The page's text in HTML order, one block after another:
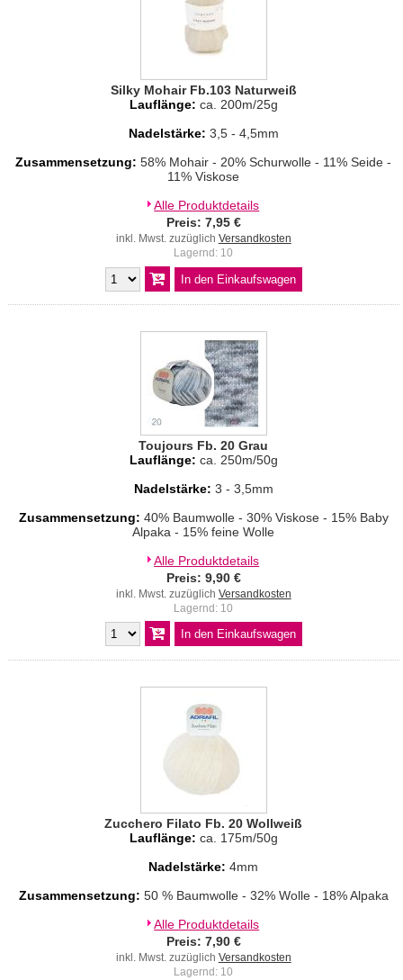
Silky Mohair Fb.103 Naturweiß
Lauflänge: ca. 200m/25g
Nadelstärke: 3,5 - 4,5mm
Zusammensetzung:58% Mohair - 20% Schurwolle - 11% Seide -
11% Viskose
Alle Produktdetails
Preis: 7,95 €
inkl. Mwst. zuzüglich Versandkosten
Lagernd: 10
Toujours Fb. 20 Grau
Lauflänge: ca. 250m/50g
Nadelstärke: 3 - 3,5mm
Zusammensetzung: 40% Baumwolle - 30% Viskose - 15% Baby
Alpaka - 15% feine Wolle
Alle Produktdetails
Preis: 9,90 €
inkl. Mwst. zuzüglich Versandkosten
Lagernd: 10
Zucchero Filato Fb. 20 Wollweiß
Lauflänge: ca. 175m/50g
Nadelstärke: 4mm
Zusammensetzung: 50 % Baumwolle - 32% Wolle - 18% Alpaka
Alle Produktdetails
Preis: 7,90 €
inkl. Mwst. zuzüglich Versandkosten
Lagernd: 10